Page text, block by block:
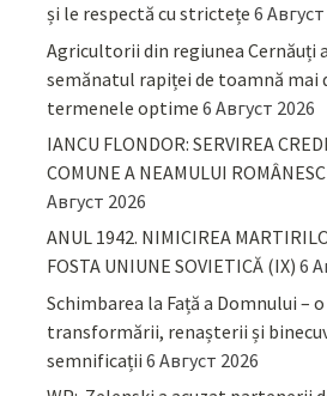
și le respectă cu strictețe 6
Agricultorii din regiunea Cernăuți
semănatul rapiței de toamnă mai
termenele optime 6 Август 2026
IANCU FLONDOR: SERVIREA
COMUNE A NEAMULUI
Август 2026
ANUL 1942. NIMICIREA
FOSTA UNIUNE SOVIETICĂ (IX) 6
Schimbarea la Față a Domnului –
transformării, renașterii și
semnificații 6 Август 2026